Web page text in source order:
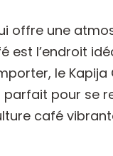
offre une
est l’endroit
le Kapija
pour se
café